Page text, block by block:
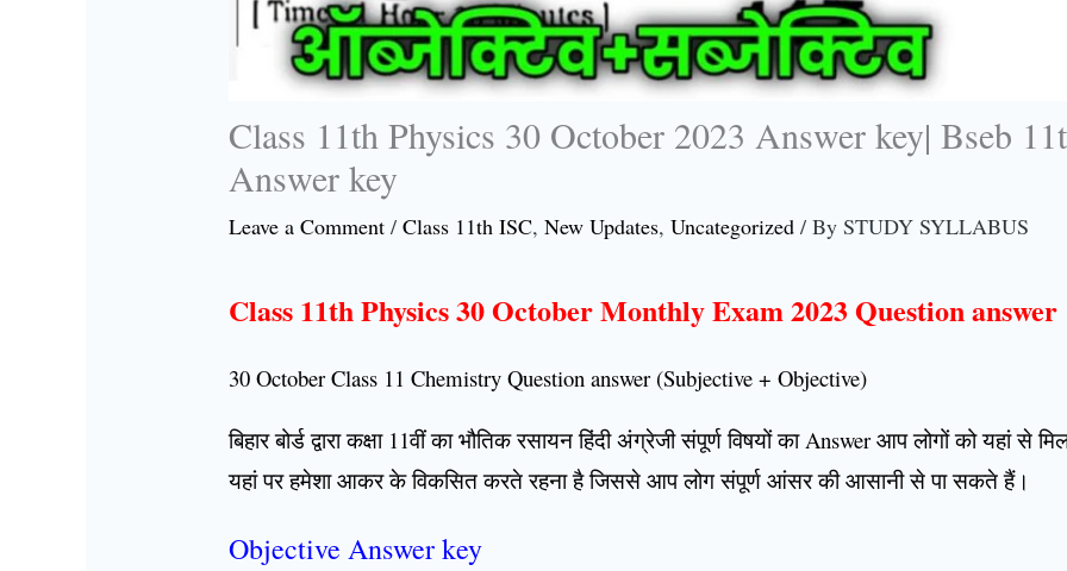
Class 11th Physics 30 October 2023 Answer key| Bseb
Answer key
Leave a Comment /Class 11th ISC,New Updates,Uncategorized / BySTUDY SYLLABUS
Class 11th Physics 30 October Monthly Exam 2023 Question answer
30 October Class 11 Chemistry Question answer (Subjective + Objective)
बिहार बोर्ड द्वारा कक्षा 11वीं का भौतिक रसायन हिंदी अंग्रेजी संपूर्ण विषयों का Answer आप लोगों को यहां से
यहां पर हमेशा आकर के विकसित करते रहना है जिससे आप लोग संपूर्ण आंसर की आसानी से पा सकते हैं।
Objective Answer key